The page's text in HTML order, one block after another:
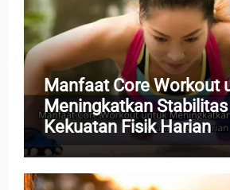
Manfaat Core Workout
Meningkatkan
Kekuatan Fisik Harian